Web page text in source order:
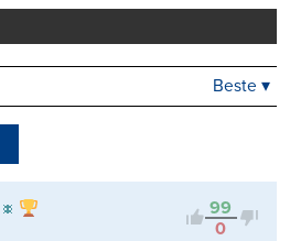
drucken
Kontrovers
Beste ▾
99
0